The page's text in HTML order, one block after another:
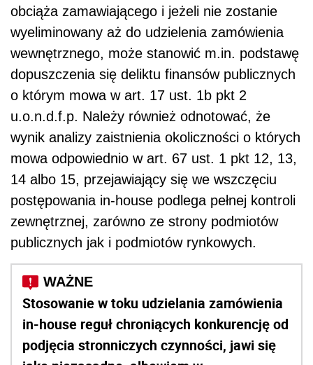
obciąża zamawiającego i jeżeli nie zostanie
wyeliminowany aż do udzielenia zamówienia
wewnętrznego, może stanowić m.in. podstawę
dopuszczenia się deliktu finansów publicznych
o którym mowa w art. 17 ust. 1b pkt 2
u.o.n.d.f.p. Należy również odnotować, że
wynik analizy zaistnienia okoliczności o których
mowa odpowiednio w art. 67 ust. 1 pkt 12, 13,
14 albo 15, przejawiający się we wszczęciu
postępowania in-house podlega pełnej kontroli
zewnętrznej, zarówno ze strony podmiotów
publicznych jak i podmiotów rynkowych.
Stosowanie w toku udzielania zamówienia
in-house reguł chroniących konkurencję od
podjęcia stronniczych czynności, jawi się